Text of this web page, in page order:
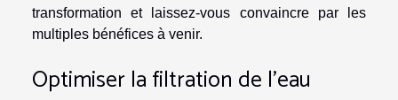
transformation et laissez-vous convaincre par les
multiples bénéfices à venir.
Optimiser la filtration de l’eau